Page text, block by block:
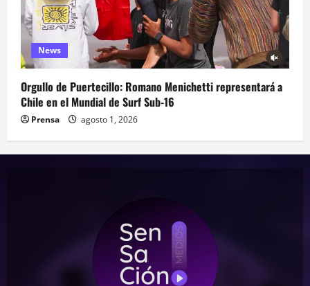
News
Orgullo de Puertecillo: Romano Menichetti representará a
Chile en el Mundial de Surf Sub-16
Prensa agosto 1, 2026